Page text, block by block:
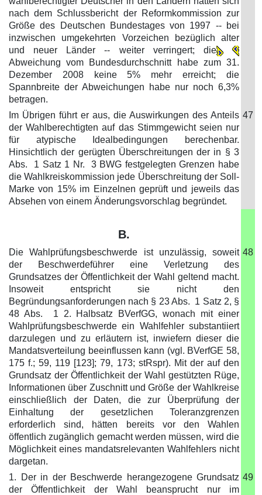
nach dem Schlussbericht der Reformkommission zur
Größe des Deutschen Bundestages von 1997 -- bei
inzwischen umgekehrten Vorzeichen bezüglich alter
und neuer Länder -- weiter verringert; die
Abweichung vom Bundesdurchschnitt habe zum 31.
Dezember 2008 keine 5% mehr erreicht; die
Spannbreite der Abweichungen habe nur noch 6,3%
betragen.
Im Übrigen führt er aus, die Auswirkungen des Anteils
der Wahlberechtigten auf das Stimmgewicht seien nur
für atypische Idealbedingungen berechenbar.
Hinsichtlich der gerügten Überschreitungen der in § 3
Abs. 1 Satz 1 Nr. 3 BWG festgelegten Grenzen habe
die Wahlkreiskommission jede Überschreitung der Soll-
Marke von 15% im Einzelnen geprüft und jeweils das
Absehen von einem Änderungsvorschlag begründet.
47
B.
Die Wahlprüfungsbeschwerde ist unzulässig, soweit
der Beschwerdeführer eine Verletzung des
Grundsatzes der Öffentlichkeit der Wahl geltend macht.
Insoweit entspricht sie nicht den
Begründungsanforderungen nach § 23 Abs. 1 Satz 2, §
48 Abs. 1 2. Halbsatz BVerfGG, wonach mit einer
Wahlprüfungsbeschwerde ein Wahlfehler substantiiert
darzulegen und zu erläutern ist, inwiefern dieser die
Mandatsverteilung beeinflussen kann (vgl. BVerfGE 58,
175 f.; 59, 119 [123]; 79, 173; stRspr). Mit der auf den
Grundsatz der Öffentlichkeit der Wahl gestützten Rüge,
Informationen über Zuschnitt und Größe der Wahlkreise
einschließlich der Daten, die zur Überprüfung der
Einhaltung der gesetzlichen Toleranzgrenzen
erforderlich sind, hätten bereits vor den Wahlen
öffentlich zugänglich gemacht werden müssen, wird die
Möglichkeit eines mandatsrelevanten Wahlfehlers nicht
dargetan.
48
1. Der in der Beschwerde herangezogene Grundsatz
der Öffentlichkeit der Wahl beansprucht nur im
49